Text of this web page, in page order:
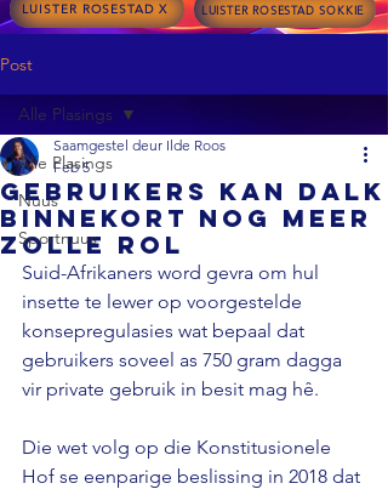
LUISTER ROSESTAD X LUISTER ROSESTAD SOKKIE
Post
Alle Plasings
Nuus
Sportnuus
Alle Plasings
Gebruikers kan dalk
binnekort nog meer
zolle rol
Saamgestel deur Ilde Roos
Feb 5
Suid-Afrikaners word gevra om hul
insette te lewer op voorgestelde
konsepregulasies wat bepaal dat
gebruikers soveel as 750 gram dagga
vir private gebruik in besit mag hê.
Die wet volg op die Konstitusionele
Hof se eenparige beslissing in 2018 dat